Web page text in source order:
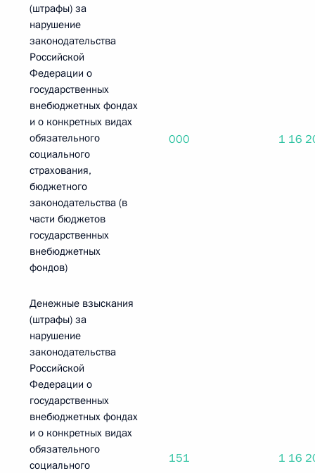
(штрафы) за
нарушение
законодательства
Российской
Федерации о
государственных
внебюджетных фондах
и о конкретных видах
обязательного
социального
страхования,
бюджетного
законодательства (в
части бюджетов
государственных
внебюджетных
фондов)
000 1 16
Денежные взыскания
(штрафы) за
нарушение
законодательства
Российской
Федерации о
государственных
внебюджетных фондах
и о конкретных видах
обязательного
социального
151 1 16